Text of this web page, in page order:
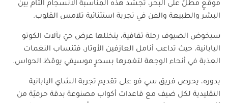
موقعٍ مطلٍّ على البحر، تجسّد هذه المناسبة الانسجام التام بين
البشر والطبيعة والفن في تجربة استثنائية تلامس القلوب.
سيخوض الضيوف رحلة ثقافية، يتخللها عرض حيّ بآلات الكوتو
اليابانية، حيث تداعب أنامل العازفين الأوتار، فتنساب النغمات
العذبة في أنحاء الوجهة لتغمرها بسحرٍ موسيقي يوقظ الحواس.
بدوره، يحرص فريق سي فو على تقديم تجربة الشاي اليابانية
التقليدية لكل ضيف مع قاعدات أكواب مصنوعة بدقة حرفيّة من